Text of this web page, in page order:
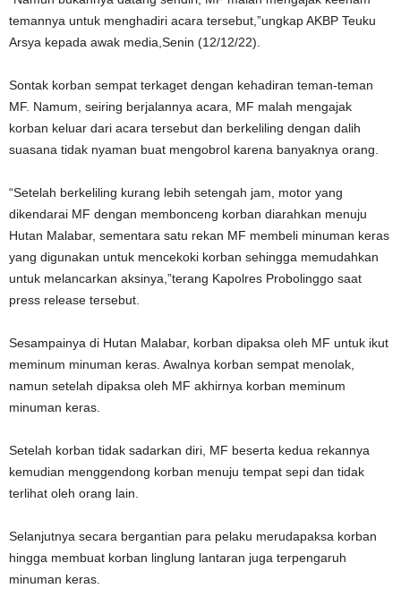
temannya untuk menghadiri acara tersebut,”ungkap AKBP Teuku
Arsya kepada awak media,Senin (12/12/22).
Sontak korban sempat terkaget dengan kehadiran teman-teman
MF. Namum, seiring berjalannya acara, MF malah mengajak
korban keluar dari acara tersebut dan berkeliling dengan dalih
suasana tidak nyaman buat mengobrol karena banyaknya orang.
“Setelah berkeliling kurang lebih setengah jam, motor yang
dikendarai MF dengan membonceng korban diarahkan menuju
Hutan Malabar, sementara satu rekan MF membeli minuman keras
yang digunakan untuk mencekoki korban sehingga memudahkan
untuk melancarkan aksinya,”terang Kapolres Probolinggo saat
press release tersebut.
Sesampainya di Hutan Malabar, korban dipaksa oleh MF untuk ikut
meminum minuman keras. Awalnya korban sempat menolak,
namun setelah dipaksa oleh MF akhirnya korban meminum
minuman keras.
Setelah korban tidak sadarkan diri, MF beserta kedua rekannya
kemudian menggendong korban menuju tempat sepi dan tidak
terlihat oleh orang lain.
Selanjutnya secara bergantian para pelaku merudapaksa korban
hingga membuat korban linglung lantaran juga terpengaruh
minuman keras.